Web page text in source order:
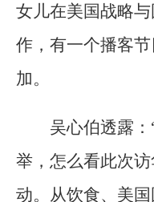
女儿在美国战略
作，有一个播客
加。
吴心伯透露
举，怎么看此次
动。从饮食、美